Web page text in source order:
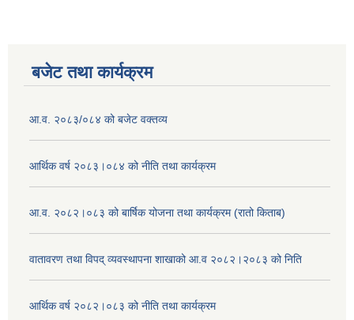
बजेट तथा कार्यक्रम
आ.व. २०८३/०८४ को बजेट वक्तव्य
आर्थिक वर्ष २०८३।०८४ को नीति तथा कार्यक्रम
आ.व. २०८२।०८३ को बार्षिक योजना तथा कार्यक्रम (रातो किताब)
वातावरण तथा विपद् व्यवस्थापना शाखाको आ.व २०८२।२०८३ को निति
आर्थिक वर्ष २०८२।०८३ को नीति तथा कार्यक्रम